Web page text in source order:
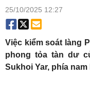
25/10/2025 12:27
Việc kiểm soát làng
phong tỏa tàn dư
Sukhoi Yar, phía